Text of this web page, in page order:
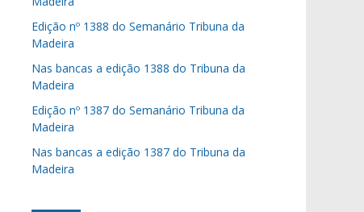
Edição nº 1388 do Semanário Tribuna da
Madeira
Nas bancas a edição 1388 do Tribuna da
Madeira
Edição nº 1387 do Semanário Tribuna da
Madeira
Nas bancas a edição 1387 do Tribuna da
Madeira